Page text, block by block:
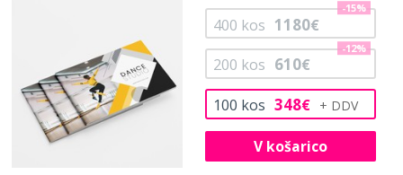
100 kos 348€
200 kos 610€
-12%
400 kos 1180€
-15%
V košarico